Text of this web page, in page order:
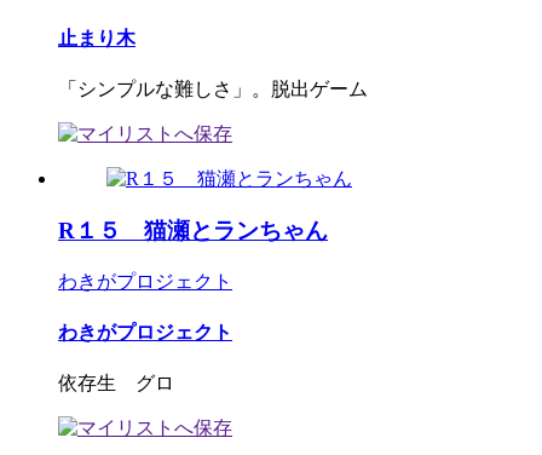
止まり木
「シンプルな難しさ」。脱出ゲーム
R１５ 猫瀬とランちゃん
わきがプロジェクト
わきがプロジェクト
依存生 グロ